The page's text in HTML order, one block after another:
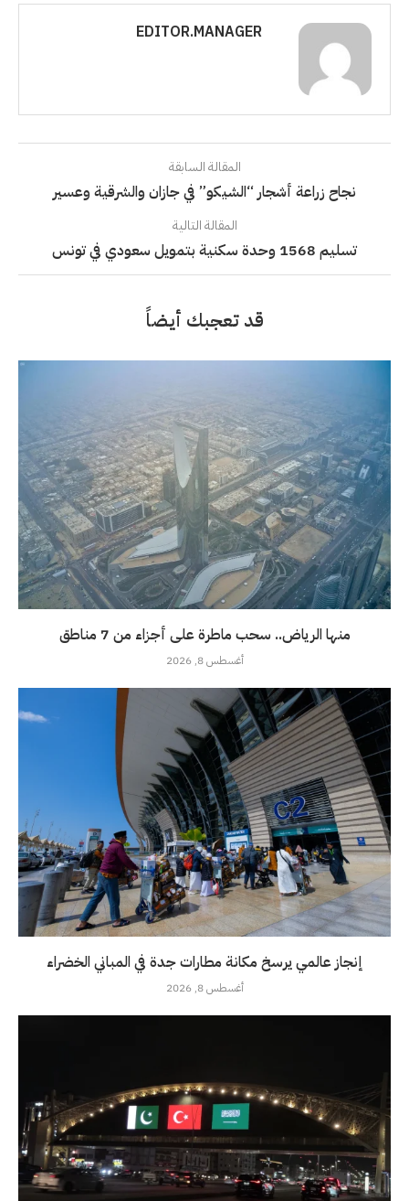
EDITOR.MANAGER
المقالة السابقة
نجاح زراعة أشجار “الشيكو” في جازان والشرقية وعسير
المقالة التالية
تسليم 1568 وحدة سكنية بتمويل سعودي في تونس
قد تعجبك أيضاً
منها الرياض.. سحب ماطرة على أجزاء من 7 مناطق
أغسطس 8, 2026
إنجاز عالمي يرسخ مكانة مطارات جدة في المباني الخضراء
أغسطس 8, 2026